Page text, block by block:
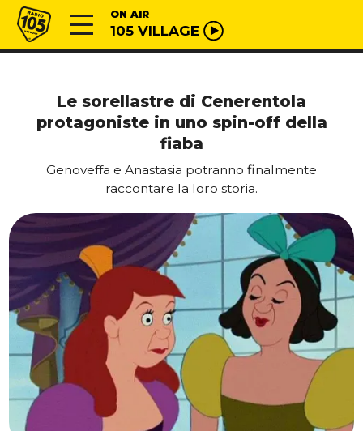
Vai al contenuto
Radio 105 ON AIR
105 VILLAGE
Le sorellastre di Cenerentola
protagoniste in uno spin-off della
fiaba
Genoveffa e Anastasia potranno finalmente
raccontare la loro storia.